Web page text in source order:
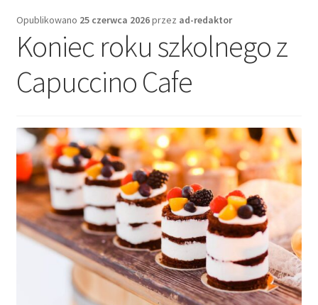
Opublikowano 25 czerwca 2026przez ad-redaktor
Koniec roku szkolnego z
Capuccino Cafe